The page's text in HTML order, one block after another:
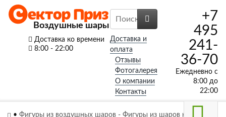
Воздушные шары
Доставка ко времени
8:00 - 22:00
Доставка и
оплата
Отзывы
Фотогалерея
О компании
Контакты
+7
495
241-
36-70
Ежедневно с
8:00 до
22:00
• Фигуры из воздушных шаров- Фигуры из шаров на